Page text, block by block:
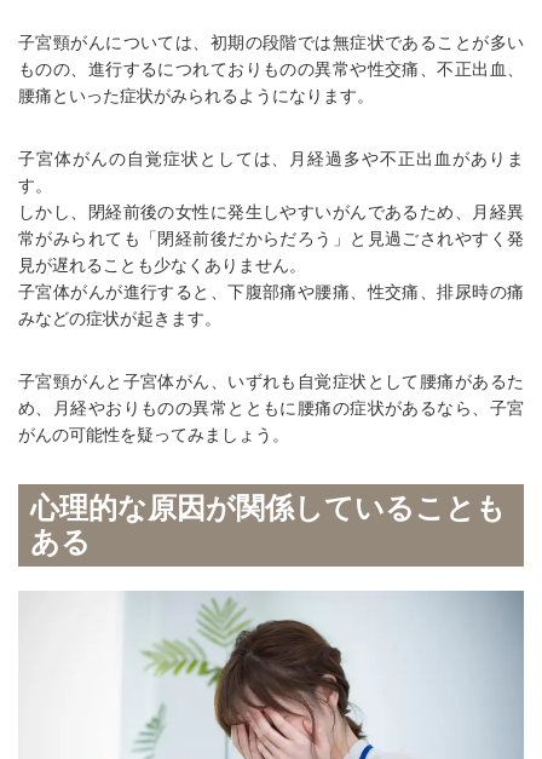
子宮頸がんについては、初期の段階では無症状であることが多い
ものの、進行するにつれておりものの異常や性交痛、不正出血、
腰痛といった症状がみられるようになります。
子宮体がんの自覚症状としては、月経過多や不正出血がありま
す。
しかし、閉経前後の女性に発生しやすいがんであるため、月経異
常がみられても「閉経前後だからだろう」と見過ごされやすく発
見が遅れることも少なくありません。
子宮体がんが進行すると、下腹部痛や腰痛、性交痛、排尿時の痛
みなどの症状が起きます。
子宮頸がんと子宮体がん、いずれも自覚症状として腰痛があるた
め、月経やおりものの異常とともに腰痛の症状があるなら、子宮
がんの可能性を疑ってみましょう。
心理的な原因が関係していることも
ある